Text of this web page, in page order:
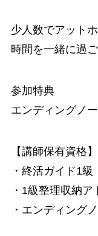
少人数でアット
時間を一緒に過
参加特典
エンディングノ
【講師保有資格】
・終活ガイド1級
・1級整理収納ア
・エンディング